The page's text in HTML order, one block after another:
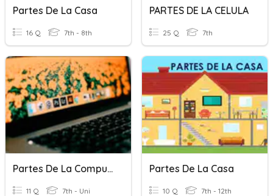
Partes De La Casa
16 Q 7th - 8th
PARTES DE LA CELULA
25 Q 7th
Partes De La Computadora
11 Q 7th - Uni
Partes De La Casa
10 Q 7th - 12th